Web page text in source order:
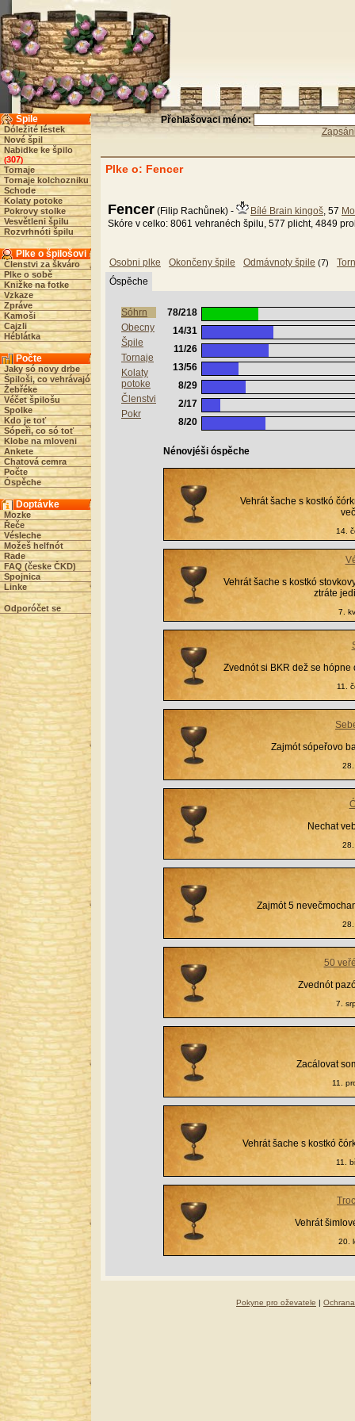
Špile
Dóležité léstek
Nové špil
Nabidke ke špilo
(307)
Tornaje
Tornaje kolchozniku
Schode
Kolaty potoke
Pokrovy stolke
Vesvětleni špilu
Rozvrhnóti špilu
Plke o špilošovi
Členstvi za škváro
Plke o sobě
Knižke na fotke
Vzkaze
Zpráve
Kamoši
Cajzli
Héblátka
Počte
Jaky só novy drbe
Špiloši, co vehrávajó
Žebřéke
Véčet špilošu
Spolke
Kdo je toť
Sópeři, co só toť
Klobe na mloveni
Ankete
Chatová cemra
Počte
Óspěche
Doptávke
Mozke
Řeče
Vésleche
Možeš helfnót
Rade
FAQ (česke ČKD)
Spojnica
Linke
Odporóčet se
Přehlašovaci méno:
Plke o: Fencer
Fencer (Filip Rachůnek) - Bílé Brain kingoš, 57
Skóre v celko: 8061 vehranéch špilu, 577 plicht, 4849
Osobni plke Okončeny špile Odmávnoty špile (7)
Óspěche
Sóhrn
Obecny
Špile
Tornaje
Kolaty
potoke
Členstvi
Pokr
78/218
14/31
11/26
13/56
8/29
2/17
8/20
Nénovjéši óspěche
Vehrát šache s kostkó
14.
Vehrát šache s kostkó
ztráte
7.
Zvednót si BKR dež se
11.
Zajmót sópeřovo
Nechat
Zajmót 5
50
Zvednót
7.
Zacálovat
11.
Vehrát šache s kostkó
11.
Vehrát
20.
Pokyne pro oževatele |